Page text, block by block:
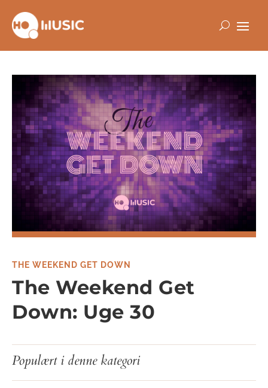
THE WEEKEND GET DOWN
The Weekend Get
Down: Uge 30
Populært i denne kategori